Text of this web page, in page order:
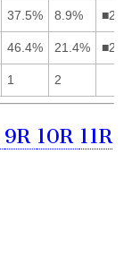
37.5% 8.9%
46.4% 21.4%
1 2
9R 10R 11R